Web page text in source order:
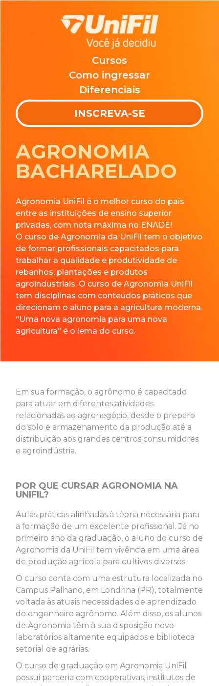
Cursos
Como ingressar
Diferenciais
INSCREVA-SE
AGRONOMIA
BACHARELADO
Agronomia UniFil é o melhor curso do país
entre as instituições de ensino superior
privadas, com nota máxima no ENADE!
O curso de Agronomia da UniFil tem o objetivo
de formar profissionais capacitados para
trabalhar a qualidade e produtividade de
rebanhos, plantações e produtos
agroindustriais. O curso de Agronomia UniFil
tem disciplinas com conteúdos práticos que
direcionam o aluno para a agricultura moderna.
“Uma nova agronomia para uma nova
agricultura” é o lema do curso.
Em sua formação, o agrônomo é capacitado
para atuar em diferentes atividades
relacionadas ao agronegócio, desde o preparo
do solo e armazenamento da produção até a
distribuição aos grandes centros consumidores
e agroindústria.
POR QUE CURSAR AGRONOMIA NA
UNIFIL?
Aulas práticas alinhadas à teoria necessária para
a formação de um excelente profissional. Já no
primeiro ano da graduação, o aluno do curso de
Agronomia da UniFil tem vivência em uma área
de produção agrícola para cultivos diversos.
O curso conta com uma estrutura localizada no
Campus Palhano, em Londrina (PR), totalmente
voltada às atuais necessidades de aprendizado
do engenheiro agrônomo. Além disso, os alunos
de Agronomia têm à sua disposição nove
laboratórios altamente equipados e biblioteca
setorial de agrárias.
O curso de graduação em Agronomia UniFil
possui parceria com cooperativas, institutos de